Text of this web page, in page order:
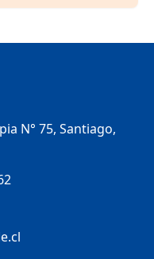
N° 75, Santiago,